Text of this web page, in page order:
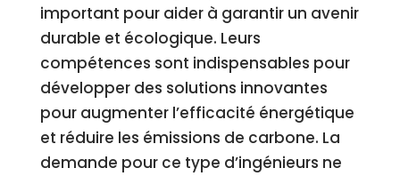
important pour aider à garantir un avenir
durable et écologique. Leurs
compétences sont indispensables pour
développer des solutions innovantes
pour augmenter l’efficacité énergétique
et réduire les émissions de carbone. La
demande pour ce type d’ingénieurs ne